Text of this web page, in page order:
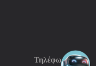
Τηλέφωνο: